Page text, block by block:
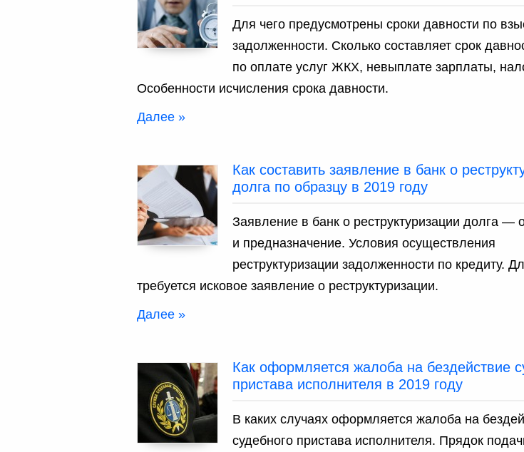
Для чего предусмотрены сроки давности по
задолженности. Сколько составляет срок
по оплате услуг ЖКХ, невыплате зарплаты,
Особенности исчисления срока давности.
Далее »
Как составить заявление в банк о
долга по образцу в 2019 году
Заявление в банк о реструктуризации долга —
и предназначение. Условия осуществления
реструктуризации задолженности по кредиту.
требуется исковое заявление о реструктуризации.
Далее »
Как оформляется жалоба на бездействие
пристава исполнителя в 2019 году
В каких случаях оформляется жалоба на
судебного пристава исполнителя. Прядок